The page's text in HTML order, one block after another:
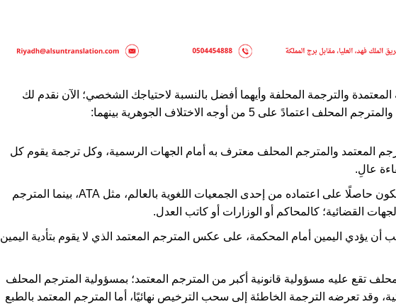
والترجمة المحلفة وأيهما أفضل بالنسبة لاحتياجك الشخصي؛ الآن نقدم لك
على 5 من أوجه الاختلاف الجوهرية بينهما:
المعتمد والمترجم المحلف معترف به أمام الجهات الرسمية، وكل ترجمة يقوم كل
عالِ.
: المترجم المعتمد يكون حاصلًا على اعتماده من إحدى الجمعيات اللغوية بالعالم، مثل ATA، بينما المترجم
القضائية؛ كالمحاكم أو الوزارات أو كاتب العدل.
أن يؤدي اليمين أمام المحكمة، على عكس المترجم المعتمد الذي لا يقوم بتأدية اليمين
تقع عليه مسؤولية قانونية أكبر من المترجم المعتمد؛ بمسؤولية المترجم المحلف
وقد تعرضه الترجمة الخاطئة إلى سحب الترخيص نهائيًا، أما المترجم المعتمد بالطبع